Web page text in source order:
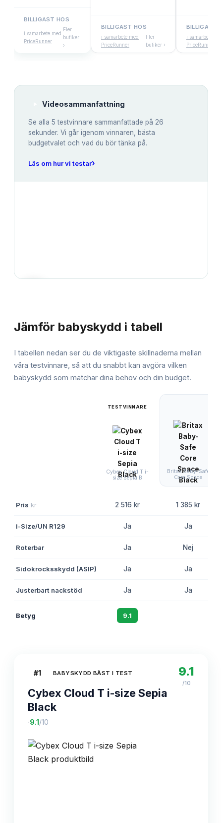
BILLIGAST HOS
i samarbete med
PriceRunner
Fler
butiker
›
BILLIGAST HOS
i samarbete med
PriceRunner
Fler
butiker ›
BILLIGAST
i samarbete
PriceRunner
Videosammanfattning
Se alla 5 testvinnare sammanfattade på 26
sekunder. Vi går igenom vinnaren, bästa
budgetvalet och vad du bör tänka på.
Läs om hur vi testar›
Jämför babyskydd i tabell
I tabellen nedan ser du de viktigaste skillnaderna mellan
våra testvinnare, så att du snabbt kan avgöra vilken
babyskydd som matchar dina behov och din budget.
TESTVINNARE
Cybex Cloud T i-
size Sepia B
Britax Baby-Safe
Core Space
Pris kr 2 516 kr 1 385 kr
i-Size/UN R129 Ja Ja
Roterbar Ja Nej
Sidokrocksskydd (ASIP) Ja Ja
Justerbart nackstöd Ja Ja
Betyg 9.1
#1 BABYSKYDD BÄST I TEST
Cybex Cloud T i-size Sepia
Black
·9.1 /10
9.1
/10